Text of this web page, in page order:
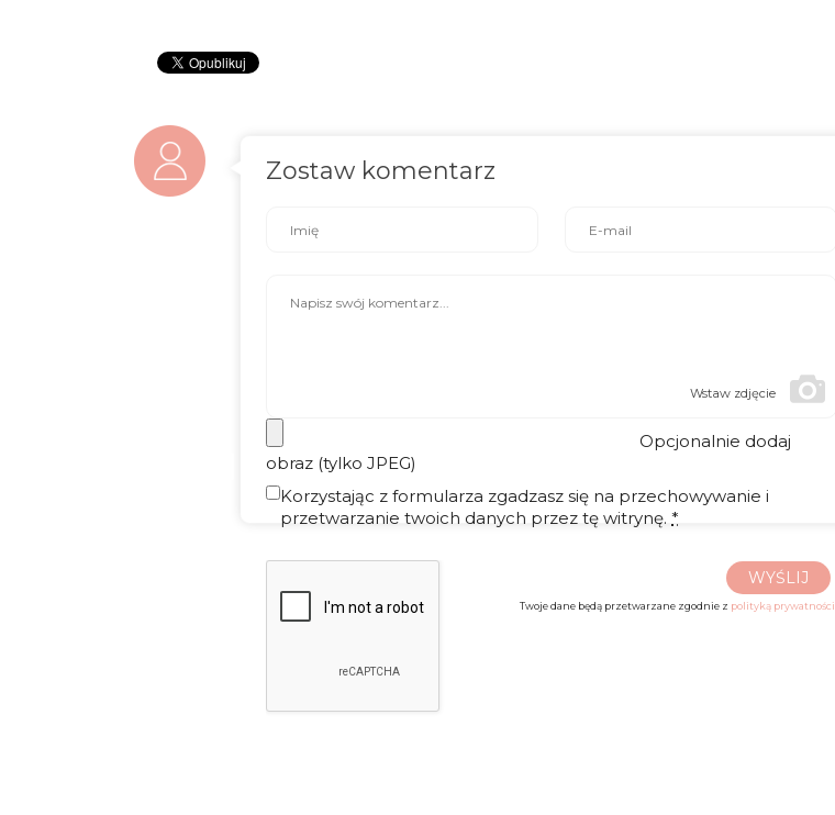
Zostaw komentarz
Wstaw zdjęcie
Opcjonalnie dodaj
obraz (tylko JPEG)
Korzystając z formularza zgadzasz się na przechowywanie i
przetwarzanie twoich danych przez tę witrynę. *
WYŚLIJ
Twoje dane będą przetwarzane zgodnie z polityką prywatności.